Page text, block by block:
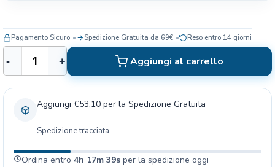
n
o
o
a
- + Aggiungi al carrello
Pagamento Sicuro Spedizione Gratuita da 69€ Reso entro 14 giorni
Aggiungi €53,10 per la Spedizione Gratuita
Spedizione tracciata
Ordina entro 4h 17m 39s per la spedizione oggi